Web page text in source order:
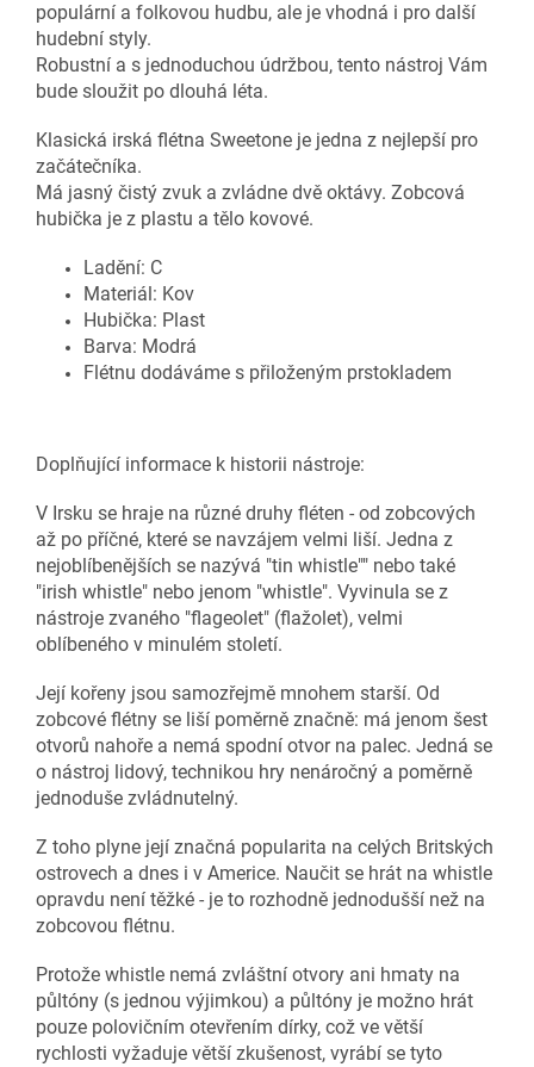
populární a folkovou hudbu, ale je vhodná i pro další
hudební styly.
Robustní a s jednoduchou údržbou, tento nástroj Vám
bude sloužit po dlouhá léta.
Klasická irská flétna Sweetone je jedna z nejlepší pro
začátečníka.
Má jasný čistý zvuk a zvládne dvě oktávy. Zobcová
hubička je z plastu a tělo kovové.
Ladění: C
Materiál: Kov
Hubička: Plast
Barva: Modrá
Flétnu dodáváme s přiloženým prstokladem
Doplňující informace k historii nástroje:
V Irsku se hraje na různé druhy fléten - od zobcových
až po příčné, které se navzájem velmi liší. Jedna z
nejoblíbenějších se nazývá "tin whistle"" nebo také
"irish whistle" nebo jenom "whistle". Vyvinula se z
nástroje zvaného "flageolet" (flažolet), velmi
oblíbeného v minulém století.
Její kořeny jsou samozřejmě mnohem starší. Od
zobcové flétny se liší poměrně značně: má jenom šest
otvorů nahoře a nemá spodní otvor na palec. Jedná se
o nástroj lidový, technikou hry nenáročný a poměrně
jednoduše zvládnutelný.
Z toho plyne její značná popularita na celých Britských
ostrovech a dnes i v Americe. Naučit se hrát na whistle
opravdu není těžké - je to rozhodně jednodušší než na
zobcovou flétnu.
Protože whistle nemá zvláštní otvory ani hmaty na
půltóny (s jednou výjimkou) a půltóny je možno hrát
pouze polovičním otevřením dírky, což ve větší
rychlosti vyžaduje větší zkušenost, vyrábí se tyto